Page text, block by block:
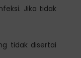
Jika tidak
tidak disertai